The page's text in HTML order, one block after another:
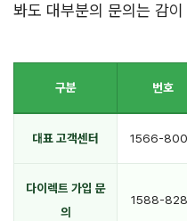
봐도 대부분의 문의는 감이
구분 번호
대표 고객센터 1566-
다이렉트 가입 문
의
1588-